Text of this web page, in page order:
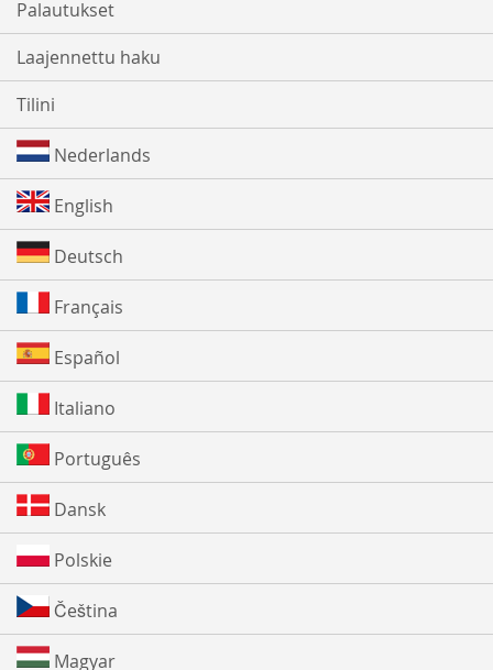
Palautukset
Laajennettu haku
Tilini
Nederlands
English
Deutsch
Français
Español
Italiano
Português
Dansk
Polskie
Čeština
Magyar